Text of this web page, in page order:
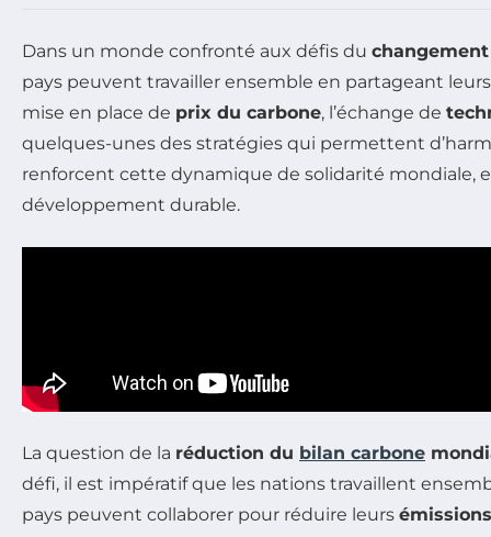
Dans un monde confronté aux défis du
pays peuvent travailler ensemble en partageant
mise en place de prix du carbone, l’échange de
quelques-unes des stratégies qui permettent
renforcent cette dynamique de solidarité mondiale,
développement durable.
La question de la réduction du bilan carbone
défi, il est impératif que les nations travaillent
pays peuvent collaborer pour réduire leurs